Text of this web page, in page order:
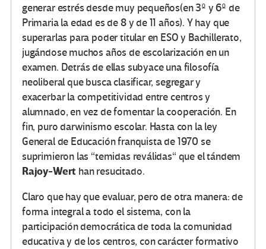
generar estrés desde muy pequeños(en 3º y 6º de
Primaria la edad es de 8 y de 11 años). Y hay que
superarlas para poder titular en ESO y Bachillerato,
jugándose muchos años de escolarización en un
examen. Detrás de ellas subyace una filosofía
neoliberal que busca clasificar, segregar y
exacerbar la competitividad entre centros y
alumnado, en vez de fomentar la cooperación. En
fin, puro darwinismo escolar. Hasta con la ley
General de Educación franquista de 1970 se
suprimieron las “temidas reválidas“ que el tándem
Rajoy-Wert han resucitado.
Claro que hay que evaluar, pero de otra manera: de
forma integral a todo el sistema, con la
participación democrática de toda la comunidad
educativa y de los centros, con carácter formativo